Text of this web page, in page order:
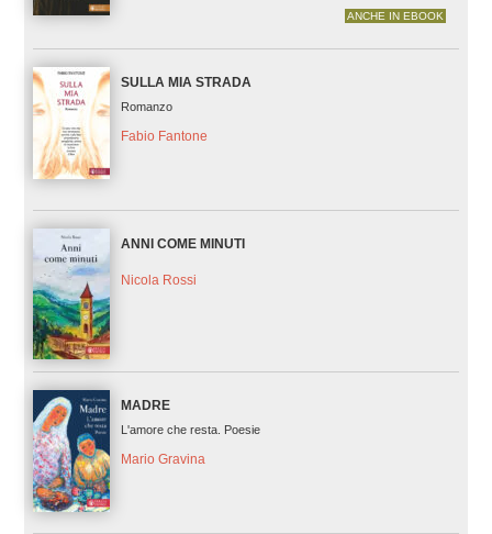
ANCHE IN EBOOK
SULLA MIA STRADA
Romanzo
Fabio Fantone
ANNI COME MINUTI
Nicola Rossi
MADRE
L'amore che resta. Poesie
Mario Gravina